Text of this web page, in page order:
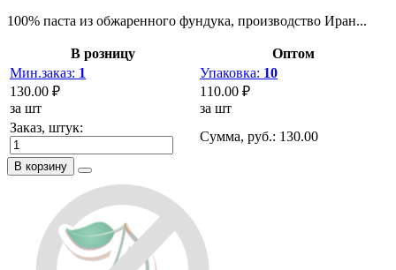
100% паста из обжаренного фундука, производство Иран...
В розницу
Оптом
Мин.заказ: 1
130.00 ₽
за шт
Упаковка: 10
110.00 ₽
за шт
Заказ, штук:
Сумма, руб.: 130.00
В корзину